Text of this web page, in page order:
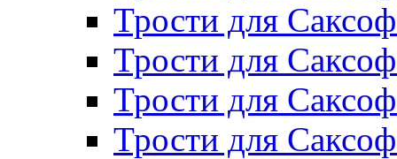
Трости для
Трости для
Трости для
Трости для